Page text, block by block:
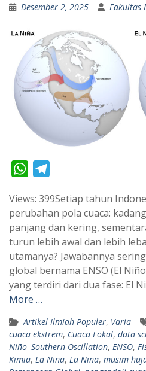
Desember 2, 2025 Fakultas
W
a
t
s
A
p
p
l
e
g
r
a
m
Views: 399Setiap tahun
perubahan pola cuaca:
panjang dan kering,
turun lebih awal dan lebih
utamanya? Jawabannya
global bernama ENSO (El
yang terdiri dari dua fase: El
More …
Artikel Ilmiah Populer, Varia
cuaca ekstrem, Cuaca Lokal, data
Niño–Southern Oscillation, ENSO,
Kimia, La Nina, La Niña, musim